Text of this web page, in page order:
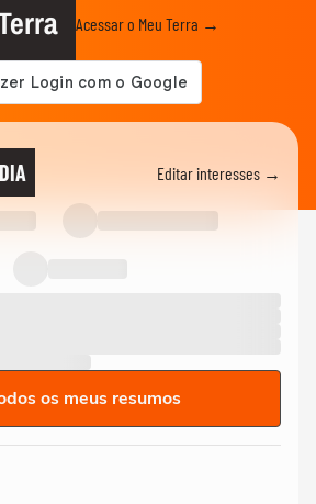
Acessar o Meu Terra →
Editar interesses →
os meus resumos